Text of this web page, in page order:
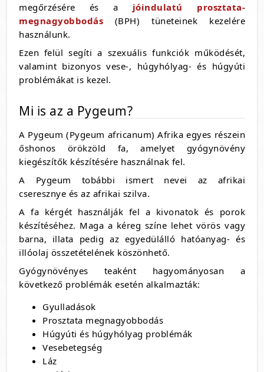
megőrzésére és a jóindulatú prosztata-
megnagyobbodás (BPH) tüneteinek kezelére
használunk.
Ezen felül segíti a szexuális funkciók működését,
valamint bizonyos vese-, húgyhólyag- és húgyúti
problémákat is kezel.
Mi is az a Pygeum?
A Pygeum (Pygeum africanum) Afrika egyes részein
őshonos örökzöld fa, amelyet gyógynövény
kiegészítők készítésére használnak fel.
A Pygeum tobábbi ismert nevei az afrikai
cseresznye és az afrikai szilva.
A fa kérgét használják fel a kivonatok és porok
készítéséhez. Maga a kéreg színe lehet vörös vagy
barna, illata pedig az egyedülálló hatóanyag- és
illóolaj összetételének köszönhető.
Gyógynövényes teaként hagyományosan a
következő problémák esetén alkalmazták:
Gyulladások
Prosztata megnagyobbodás
Húgyúti és húgyhólyag problémák
Vesebetegség
Láz